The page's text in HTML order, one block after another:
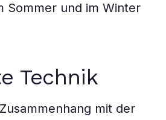
Sommer und im Winter
Technik
mit der